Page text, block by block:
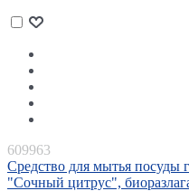
609963
Средство для мытья посуды
"Сочный цитрус",